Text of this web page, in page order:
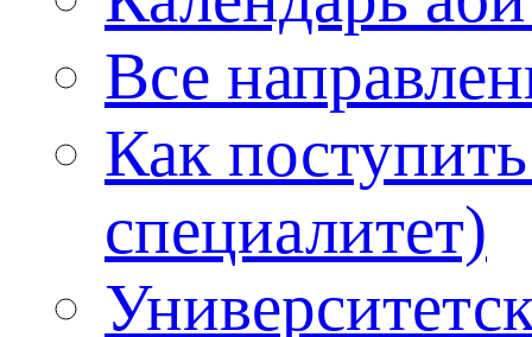
Все
Как
специалитет)